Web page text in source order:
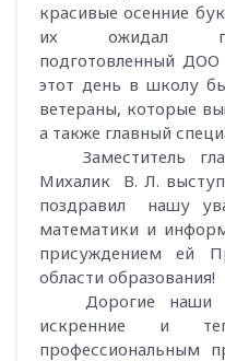
красивые осенние
их ожидал
подготовленный ДОО
этот день в школу
ветераны, которые
а также главный
Заместитель
Михалик В. Л.
поздравил нашу
математики и
присуждением ей
области образования!
Дорогие наши
искренние и
профессиональным